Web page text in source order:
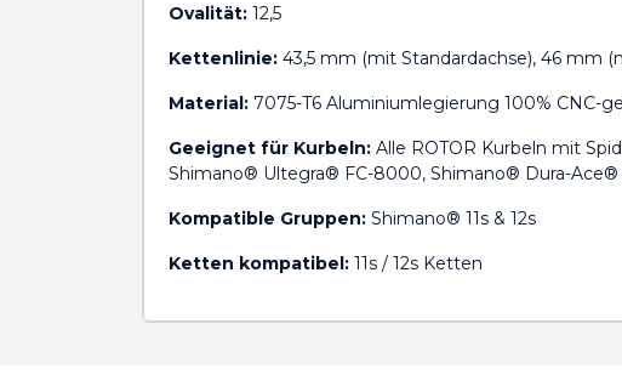
Ovalität: 12,5
Kettenlinie: 43,5 mm (mit Standardachse), 46 mm
Material: 7075-T6 Aluminiumlegierung 100% CNC-
Geeignet für Kurbeln: Alle ROTOR Kurbeln mit
Shimano® Ultegra® FC-8000, Shimano® Dura-Ace®
Kompatible Gruppen: Shimano® 11s & 12s
Ketten kompatibel: 11s / 12s Ketten